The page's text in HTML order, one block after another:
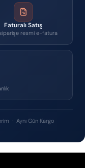
Faturalı Satış
resmi e-fatura
· Aynı Gün Kargo